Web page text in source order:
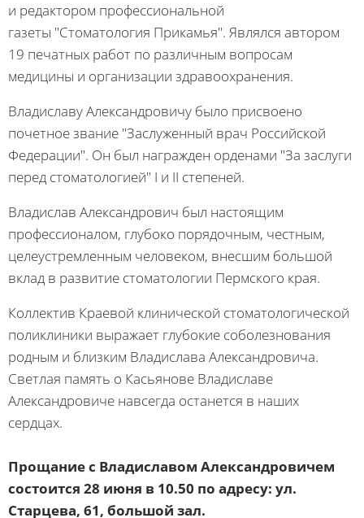
и редактором профессиональной
газеты "Стоматология Прикамья". Являлся автором
19 печатных работ по различным вопросам
медицины и организации здравоохранения.
Владиславу Александровичу было присвоено
почетное звание "Заслуженный врач Российской
Федерации". Он был награжден орденами "За заслуги
перед стоматологией" I и II степеней.
Владислав Александрович был настоящим
профессионалом, глубоко порядочным, честным,
целеустремленным человеком, внесшим большой
вклад в развитие стоматологии Пермского края.
Коллектив Краевой клинической стоматологической
поликлиники выражает глубокие соболезнования
родным и близким Владислава Александровича.
Светлая память о Касьянове Владиславе
Александровиче навсегда останется в наших
сердцах.
Прощание с Владиславом Александровичем
состоится 28 июня в 10.50 по адресу: ул.
Старцева, 61, большой зал.